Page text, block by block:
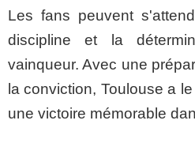
Les fans peuvent
discipline et la
vainqueur. Avec une
la conviction, Toulouse a
une victoire mémorable